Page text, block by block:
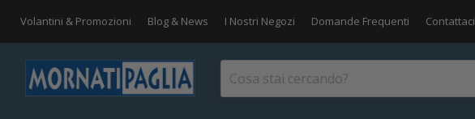
Volantini & Promozioni Blog & News I Nostri Negozi Domande Frequenti Contattaci